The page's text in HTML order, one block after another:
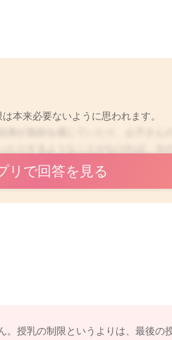
本来必要ないように思われます。
ますね。
もやめた方がいいですか？
リで回答を見る
授乳の制限というよりは、最後の